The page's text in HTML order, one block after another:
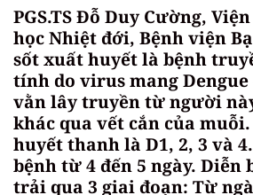
PGS.TS Đỗ Duy Cường,
học Nhiệt đới, Bệnh viện
sốt xuất huyết là bệnh
tính do virus mang
vằn lây truyền từ người
khác qua vết cắn của muỗi.
huyết thanh là D1, 2, 3 và
bệnh từ 4 đến 5 ngày. Diễn
trải qua 3 giai đoạn: Từ